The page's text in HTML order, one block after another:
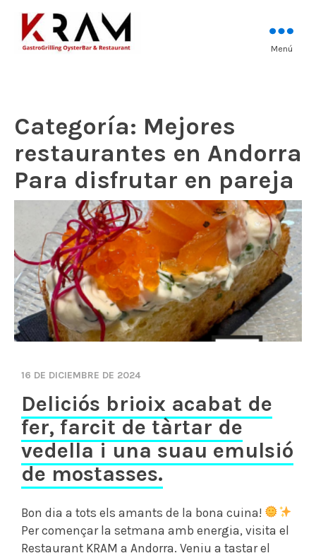
Los mejores pescados, mariscos y
Menú
Categoría: Mejores
restaurantes en Andorra
Para disfrutar en pareja
16 DE DICIEMBRE DE 2024
Deliciós brioix acabat de
fer, farcit de tàrtar de
vedella i una suau emulsió
de mostasses.
Bon dia a tots els amants de la bona cuina!
Per començar la setmana amb energia, visita el
Restaurant KRAM a Andorra. Veniu a tastar el